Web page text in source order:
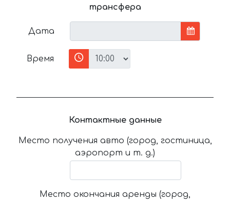
трансфера
Дата
Время
Контактные данные
Место получения авто (город, гостиница,
аэропорт и т. д.)
Место окончания аренды (город,